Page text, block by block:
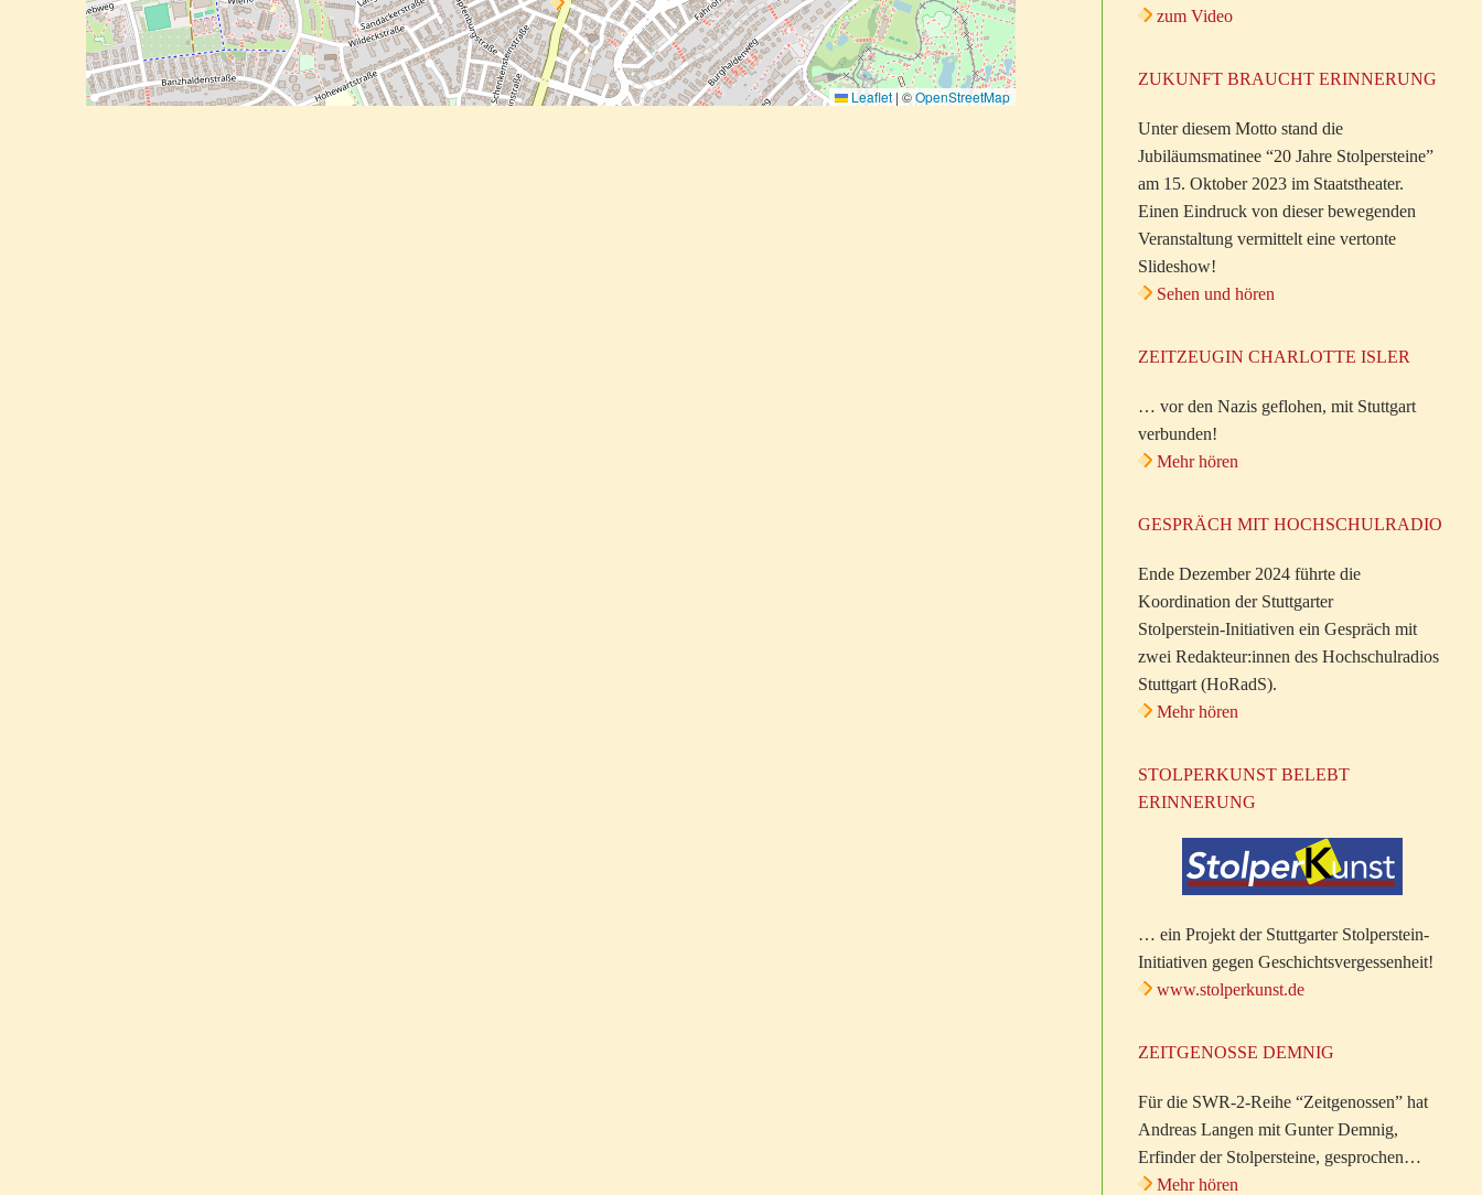
Leaflet |©OpenStreetMap
zum Video
ZUKUNFT BRAUCHT ERINNERUNG
Unter diesem Motto stand die
Jubiläumsmatinee “20 Jahre Stolpersteine”
am 15. Oktober 2023 im Staatstheater.
Einen Eindruck von dieser bewegenden
Veranstaltung vermittelt eine vertonte
Slideshow!
Sehen und hören
ZEITZEUGIN CHARLOTTE ISLER
… vor den Nazis geflohen, mit Stuttgart
verbunden!
Mehr hören
GESPRÄCH MIT HOCHSCHULRADIO
Ende Dezember 2024 führte die
Koordination der Stuttgarter
Stolperstein-Initiativen ein Gespräch mit
zwei Redakteur:innen des Hochschulradios
Stuttgart (HoRadS).
Mehr hören
STOLPERKUNST BELEBT
ERINNERUNG
… ein Projekt der Stuttgarter Stolperstein-
Initiativen gegen Geschichtsvergessenheit!
www.stolperkunst.de
ZEITGENOSSE DEMNIG
Für die SWR-2-Reihe “Zeitgenossen” hat
Andreas Langen mit Gunter Demnig,
Erfinder der Stolpersteine, gesprochen…
Mehr hören